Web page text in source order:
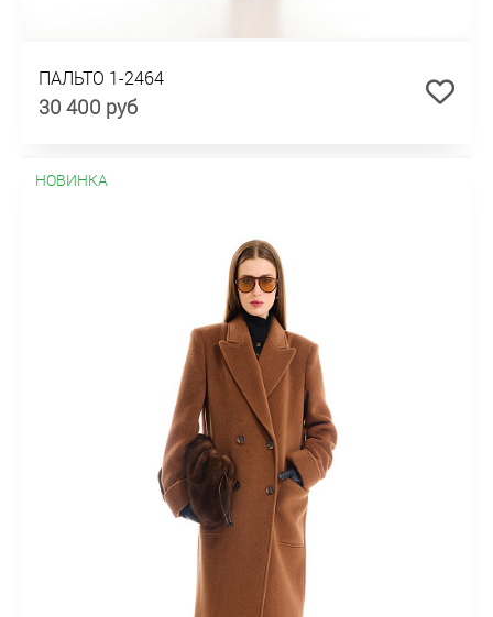
ПАЛЬТО 1-2464
30 400 руб
НОВИНКА